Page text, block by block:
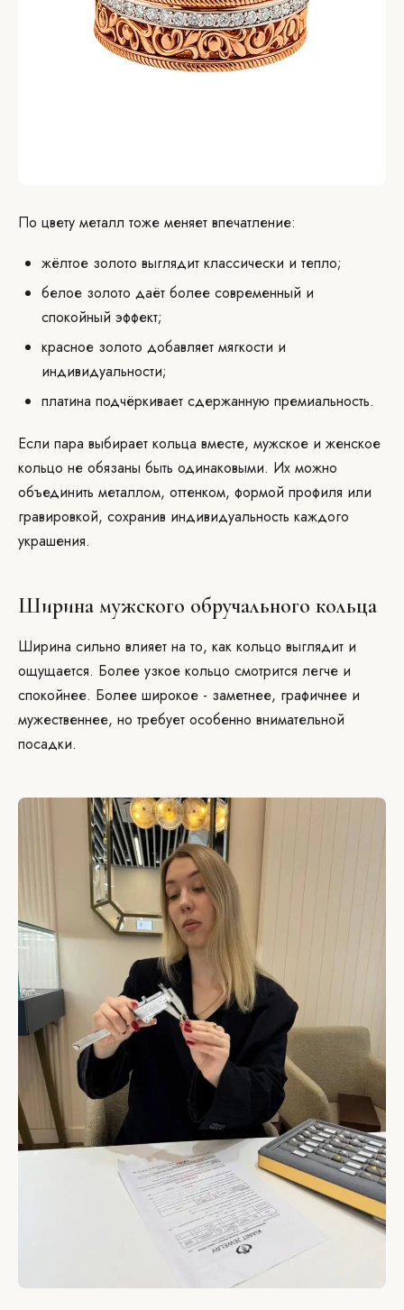
По цвету металл тоже меняет впечатление:
жёлтое золото выглядит классически и тепло;
белое золото даёт более современный и
спокойный эффект;
красное золото добавляет мягкости и
индивидуальности;
платина подчёркивает сдержанную премиальность.
Если пара выбирает кольца вместе, мужское и женское
кольцо не обязаны быть одинаковыми. Их можно
объединить металлом, оттенком, формой профиля или
гравировкой, сохранив индивидуальность каждого
украшения.
Ширина мужского обручального кольца
Ширина сильно влияет на то, как кольцо выглядит и
ощущается. Более узкое кольцо смотрится легче и
спокойнее. Более широкое - заметнее, графичнее и
мужественнее, но требует особенно внимательной
посадки.